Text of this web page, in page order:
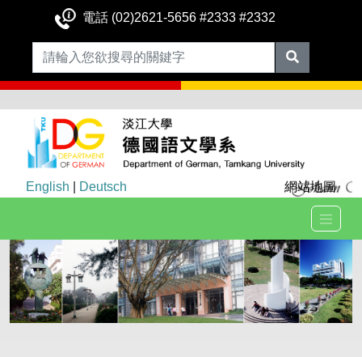
電話 (02)2621-5656 #2333 #2332
English Deutsch 網站地圖